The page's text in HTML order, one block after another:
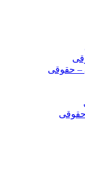
حقوقی